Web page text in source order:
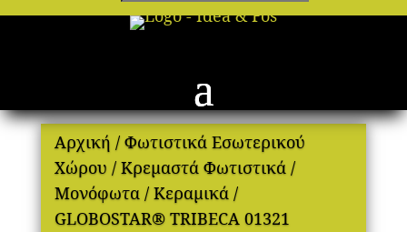
προϊόντων
Αρχική / Φωτιστικά Εσωτερικού
Χώρου / Κρεμαστά Φωτιστικά/
Μονόφωτα/ Κεραμικά/
GLOBOSTAR® TRIBECA 01321